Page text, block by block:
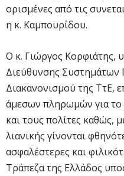
ορισμένες από τις
η κ. Καμπουρίδου.
Ο κ. Γιώργος Κορφιάτης,
Διεύθυνσης
Διακανονισμού της ΤτΕ,
άμεσων πληρωμών για
και τους πολίτες καθώς,
λιανικής γίνονται
ασφαλέστερες και
Τράπεζα της Ελλάδος